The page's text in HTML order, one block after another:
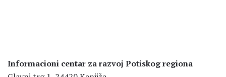
Informacioni centar za razvoj Potiskog regiona